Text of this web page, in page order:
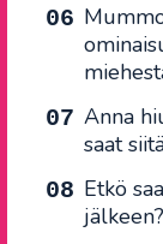
Anna
saat
Etkö